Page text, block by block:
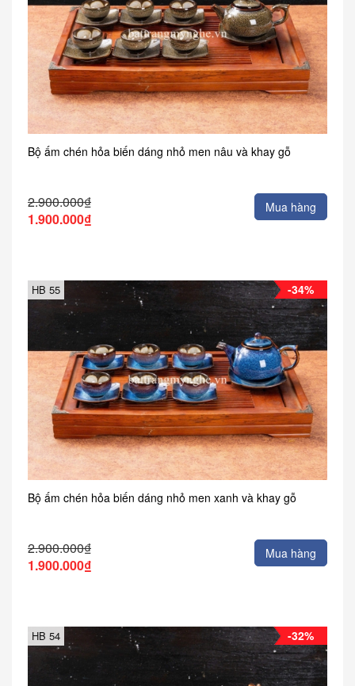
Bộ ấm chén hỏa biến dáng nhỏ men nâu và khay gỗ
2.900.000₫
1.900.000₫
Mua hàng
-34%
HB 55
Bộ ấm chén hỏa biến dáng nhỏ men xanh và khay gỗ
2.900.000₫
1.900.000₫
Mua hàng
-32%
HB 54